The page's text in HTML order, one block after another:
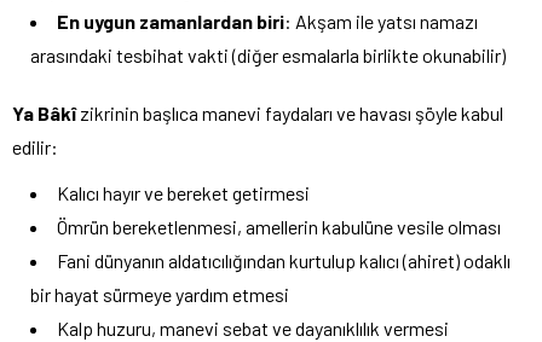
En uygun zamanlardan biri: Akşam ile yatsı namazı
arasındaki tesbihat vakti (diğer esmalarla birlikte okunabilir)
Ya Bâkîzikrinin başlıca manevi faydaları ve havası şöyle kabul
edilir:
Kalıcı hayır ve bereket getirmesi
Ömrün bereketlenmesi, amellerin kabulüne vesile olması
Fani dünyanın aldatıcılığından kurtulup kalıcı (ahiret) odaklı
bir hayat sürmeye yardım etmesi
Kalp huzuru, manevi sebat ve dayanıklılık vermesi